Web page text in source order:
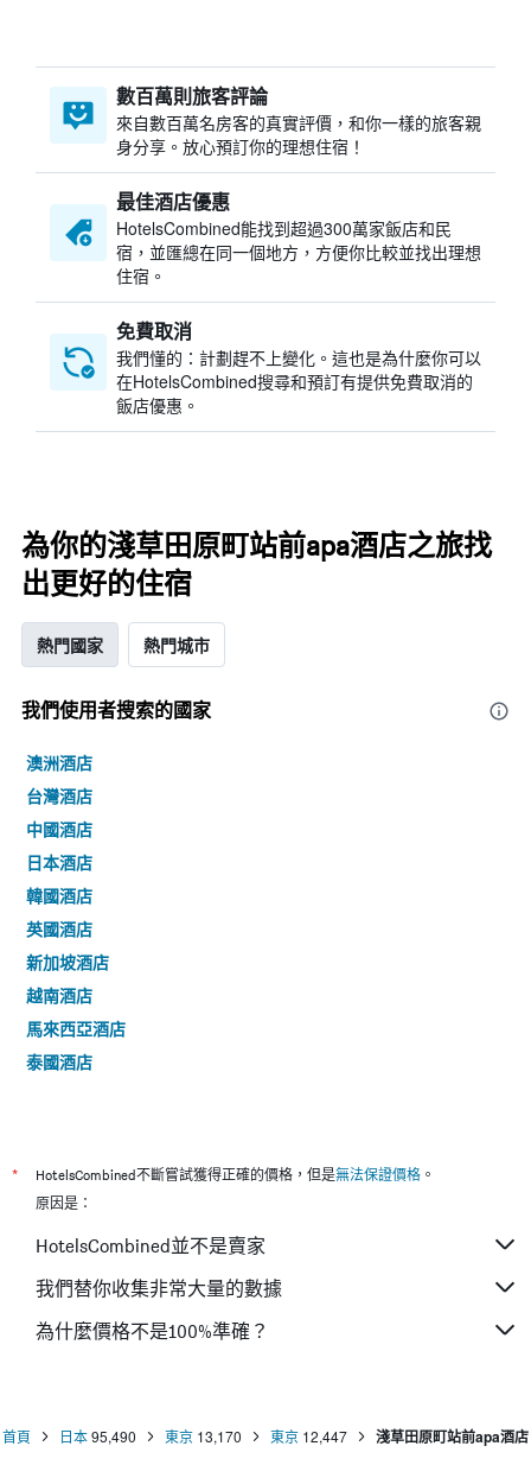
數百萬則旅客評論
來自數百萬名房客的真實評價，和你一樣的旅客親
身分享。放心預訂你的理想住宿！
最佳酒店優惠
HotelsCombined​能找到超過300萬家飯店和民
宿，並匯總在同一個地方，方便你比較並找出理想
住宿。
免費取消
我們懂的：計劃趕不上變化。這也是為什麼你可以
在HotelsCombined搜尋和預訂有提供免費取消的
飯店優惠。
為你的淺草田原町站前apa酒店之旅找
出更好的住宿
熱門國家 熱門城市
我們使用者搜索的國家
澳洲酒店
台灣酒店
中國酒店
日本酒店
韓國酒店
英國酒店
新加坡酒店
越南酒店
馬來西亞酒店
泰國酒店
* HotelsCombined不斷嘗試獲得正確的價格，但是無法保證價格 。
原因是：
HotelsCombined並不是賣家
我們替你收集非常大量的數據
為什麼價格不是100%準確？
首頁 日本95,490 東京 13,170 東京 12,447 淺草田原町站前apa酒店